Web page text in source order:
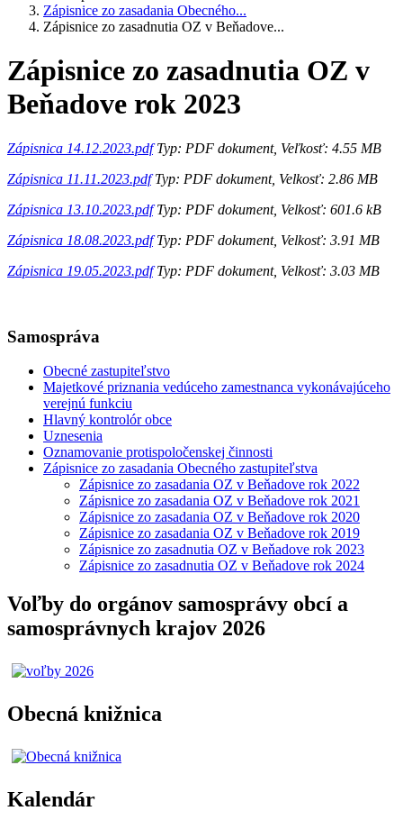
Zápisnice zo zasadania Obecného...
Zápisnice zo zasadnutia OZ v Beňadove...
Zápisnice zo zasadnutia OZ v
Beňadove rok 2023
Zápisnica 14.12.2023.pdfTyp: PDF dokument, Veľkosť: 4.55 MB
Zápisnica 11.11.2023.pdfTyp: PDF dokument, Velkosť: 2.86 MB
Zápisnica 13.10.2023.pdfTyp: PDF dokument, Velkosť: 601.6 kB
Zápisnica 18.08.2023.pdfTyp: PDF dokument, Velkosť: 3.91 MB
Zápisnica 19.05.2023.pdfTyp: PDF dokument, Velkosť: 3.03 MB
Samospráva
Obecné zastupiteľstvo
Majetkové priznania vedúceho zamestnanca vykonávajúceho
verejnú funkciu
Hlavný kontrolór obce
Uznesenia
Oznamovanie protispoločenskej činnosti
Zápisnice zo zasadania Obecného zastupiteľstva
Zápisnice zo zasadania OZ v Beňadove rok 2022
Zápisnice zo zasadania OZ v Beňadove rok 2021
Zápisnice zo zasadania OZ v Beňadove rok 2020
Zápisnice zo zasadania OZ v Beňadove rok 2019
Zápisnice zo zasadnutia OZ v Beňadove rok 2023
Zápisnice zo zasadnutia OZ v Beňadove rok 2024
Voľby do orgánov samosprávy obcí a
samosprávnych krajov 2026
Obecná knižnica
Kalendár